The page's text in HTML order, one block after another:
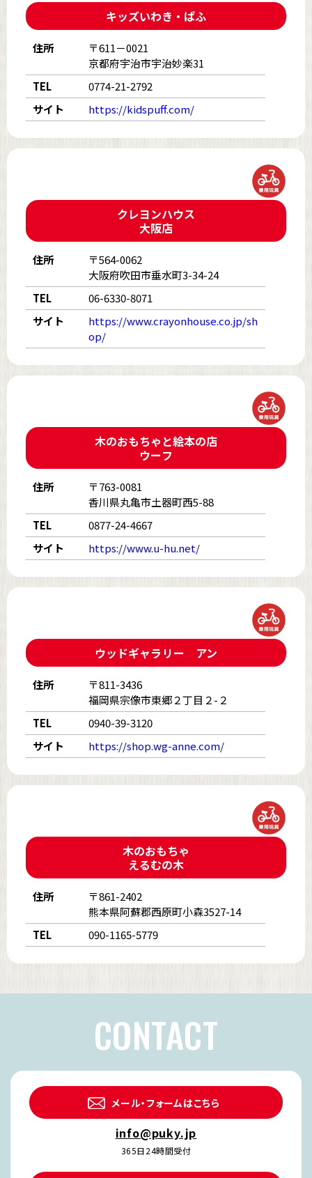
キッズいわき・ぱふ
住所
〒611－0021
京都府宇治市宇治妙楽31
TEL
0774-21-2792
サイト
https://kidspuff.com/
クレヨンハウス
大阪店
住所
〒564-0062
大阪府吹田市垂水町3-34-24
TEL
06-6330-8071
サイト
https://www.crayonhouse.co.jp/sh
op/
木のおもちゃと絵本の店
ウーフ
住所
〒763-0081
香川県丸亀市土器町西5-88
TEL
0877-24-4667
サイト
https://www.u-hu.net/
ウッドギャラリー アン
住所
〒811-3436
福岡県宗像市東郷２丁目２-２
TEL
0940-39-3120
サイト
https://shop.wg-anne.com/
木のおもちゃ
えるむの木
住所
〒861-2402
熊本県阿蘇郡西原町小森3527-14
TEL
090-1165-5779
CONTACT
メール・フォームはこちら
info@puky.jp
365日24時間受付